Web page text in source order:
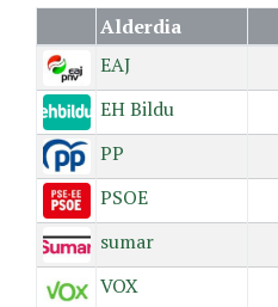
Alderdia
EAJ
EH Bildu
PP
PSOE
sumar
VOX